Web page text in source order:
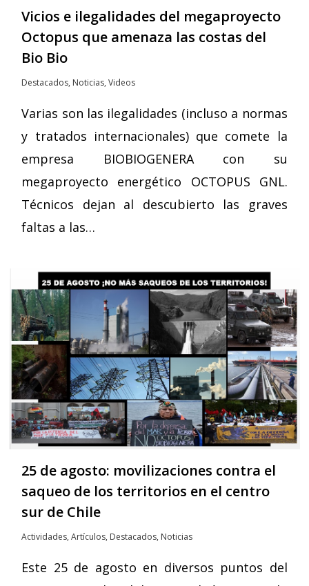
Vicios e ilegalidades del megaproyecto
Octopus que amenaza las costas del
Bio Bio
Destacados, Noticias,Videos
Varias son las ilegalidades (incluso a normas
y tratados internacionales) que comete la
empresa BIOBIOGENERA con su
megaproyecto energético OCTOPUS GNL.
Técnicos dejan al descubierto las graves
faltas a las…
25 de agosto: movilizaciones contra el
saqueo de los territorios en el centro
sur de Chile
Actividades,Artículos, Destacados, Noticias
Este 25 de agosto en diversos puntos del